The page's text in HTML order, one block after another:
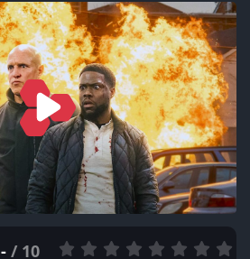
-/ 10